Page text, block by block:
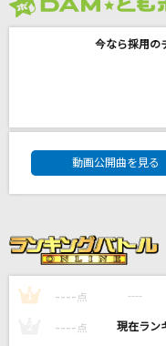
明日への翼
ラッツ&スター(シャネルズ)
ハナミズキ
今なら採用の
DAM★とも
動画公開曲を見る
1 ---- 点 ----
---- 点 ----